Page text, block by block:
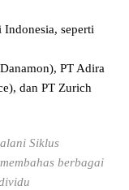
seperti
PT Adira
dan PT Zurich
Siklus
berbagai